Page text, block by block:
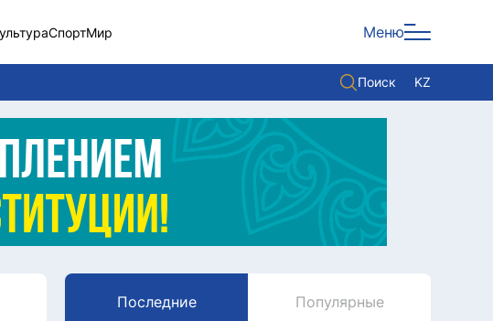
СпортМир Меню
Поиск KZ
столицы
Политика
Экономика
Культура
Служба Комплаенс
Последние Популярные